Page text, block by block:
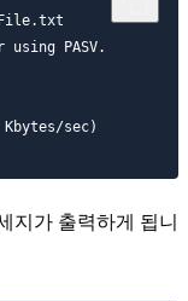
using PASV.
지가 출력하게 됩니